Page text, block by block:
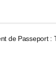
de Passeport :